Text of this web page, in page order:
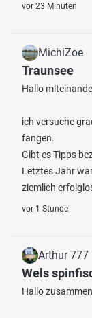
vor 23 Minuten
MichiZoe
Traunsee
Hallo
ich versuche
fangen.
Gibt es Tipps
Letztes Jahr
ziemlich
vor 1 Stunde
Arthur 777
Wels
Hallo